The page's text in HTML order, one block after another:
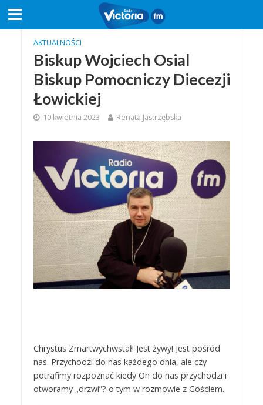
AKTUALNOŚCI
Biskup Wojciech Osial
Biskup Pomocniczy Diecezji
Łowickiej
10 kwietnia 2023 Renata Jastrzębska
Chrystus Zmartwychwstał! Jest żywy! Jest pośród
nas. Przychodzi do nas każdego dnia, ale czy
potrafimy rozpoznać kiedy On do nas przychodzi i
otworamy „drzwi”? o tym w rozmowie z Gościem.